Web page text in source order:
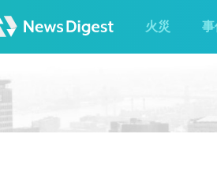
火災 事